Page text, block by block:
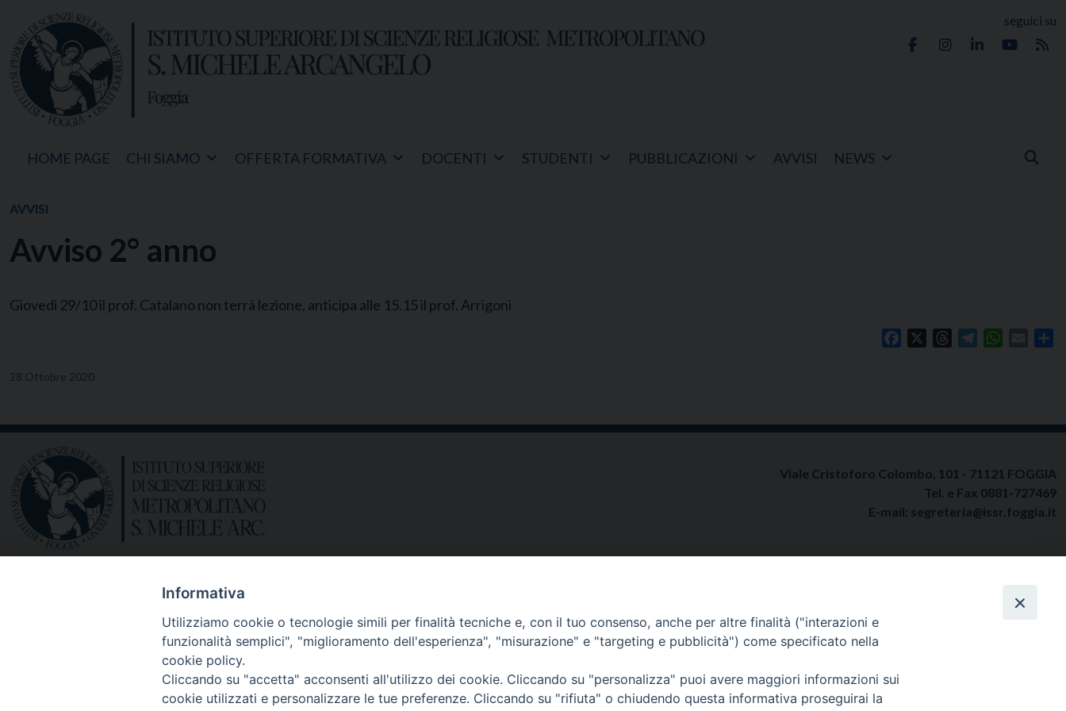
content
seguici su
HOME PAGE CHI SIAMO OFFERTA FORMATIVA DOCENTI STUDENTI PUBBLICAZIONI AVVISI NEWS
AVVISI
Avviso 2° anno
Giovedì 29/10 il prof. Catalano non terrà lezione, anticipa alle 15.15 il prof. Arrigoni
Facebook ThreadsTelegramWhatsApp
Email
28 Ottobre 2020
Viale Cristoforo Colombo, 101 - 71121 FOGGIA
Tel. e Fax 0881-727469
E-mail: segreteria@issr.foggia.it
Copyright © Istituto Superiore di Scienze Religiose Metropolitano “San Michele Arcangelo” Foggia
Informativa
Utilizziamo cookie o tecnologie simili per finalità tecniche e, con il tuo consenso, anche per altre finalità ("interazioni e
funzionalità semplici", "miglioramento dell'esperienza", "misurazione" e "targeting e pubblicità") come specificato nella
cookie policy.
Cliccando su "accetta" acconsenti all'utilizzo dei cookie. Cliccando su "personalizza" puoi avere maggiori informazioni sui
cookie utilizzati e personalizzare le tue preferenze. Cliccando su "rifiuta" o chiudendo questa informativa proseguirai la